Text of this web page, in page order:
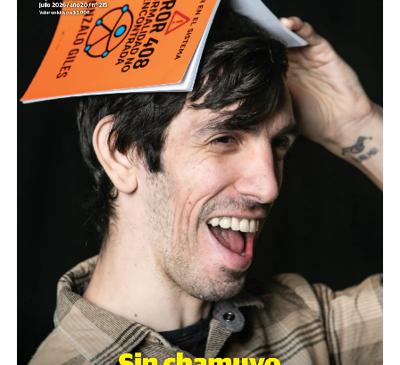
Descargar el programa
La reproducción de este programa es libre. Sólo tenés
que mandar un mail a
infolavaca@yahoo.com.arpara
emitir todos los programas de Decí MU